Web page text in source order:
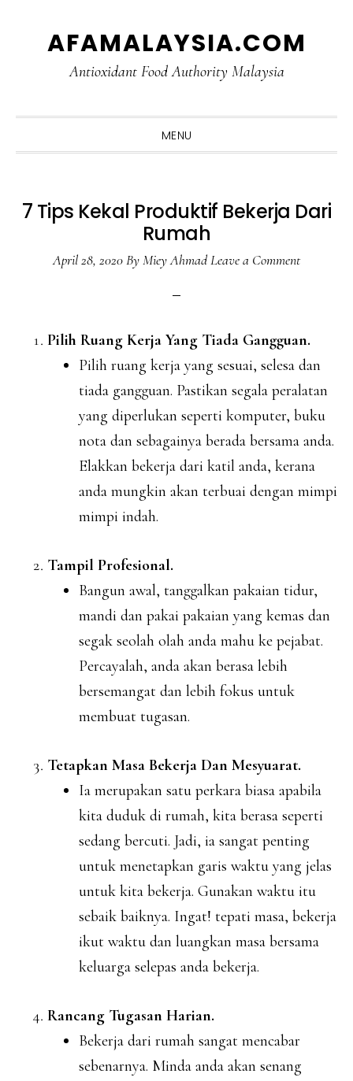
AFAMALAYSIA.COM
Antioxidant Food Authority Malaysia
MENU
7 Tips Kekal Produktif Bekerja Dari
Rumah
April 28, 2020ByMiey AhmadLeave a Comment
Pilih Ruang Kerja Yang Tiada Gangguan.
Pilih ruang kerja yang sesuai, selesa dan
tiada gangguan. Pastikan segala peralatan
yang diperlukan seperti komputer, buku
nota dan sebagainya berada bersama anda.
Elakkan bekerja dari katil anda, kerana
anda mungkin akan terbuai dengan mimpi
mimpi indah.
Tampil Profesional.
Bangun awal, tanggalkan pakaian tidur,
mandi dan pakai pakaian yang kemas dan
segak seolah olah anda mahu ke pejabat.
Percayalah, anda akan berasa lebih
bersemangat dan lebih fokus untuk
membuat tugasan.
Tetapkan Masa Bekerja Dan Mesyuarat.
Ia merupakan satu perkara biasa apabila
kita duduk di rumah, kita berasa seperti
sedang bercuti. Jadi, ia sangat penting
untuk menetapkan garis waktu yang jelas
untuk kita bekerja. Gunakan waktu itu
sebaik baiknya. Ingat! tepati masa, bekerja
ikut waktu dan luangkan masa bersama
keluarga selepas anda bekerja.
Rancang Tugasan Harian.
Bekerja dari rumah sangat mencabar
sebenarnya. Minda anda akan senang